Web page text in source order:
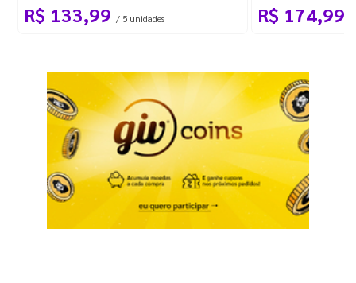
R$ 133,99 / 5 unidades R$ 174,99